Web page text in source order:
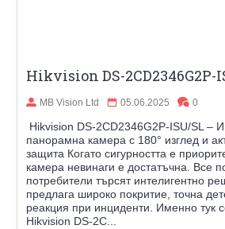
MB Vision Ltd 05.06.2025 0
Hikvision DS-2CD2346G2P-ISU/SL –
панорамна камера с 180° изглед и
защита Когато сигурността е
камера невинаги е достатъчна. Все
потребители търсят интелигентно
предлага широко покритие, точна
реакция при инциденти. Именно тук
Hikvision DS-2C...